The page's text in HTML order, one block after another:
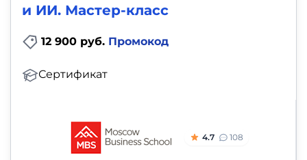
и ИИ. Мастер-класс
12 900 руб. Промокод
Сертификат
4.7 108